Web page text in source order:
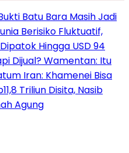
Batu Bara Masih Jadi
Berisiko Fluktuatif,
Hingga USD 94
Dijual? Wamentan: Itu
Iran: Khamenei Bisa
Triliun Disita, Nasib
Agung